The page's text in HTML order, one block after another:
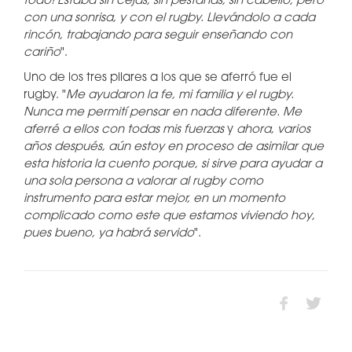
con una sonrisa, y con el rugby. Llevándolo a cada
rincón, trabajando para seguir enseñando con
cariño".
Uno de los tres pilares a los que se aferró fue el
rugby. "Me ayudaron la fe, mi familia y el rugby.
Nunca me permití pensar en nada diferente. Me
aferré a ellos con todas mis fuerzasy ahora, varios
años después, aún estoy en proceso de asimilar que
esta historia la cuento porque, si sirve para ayudar a
una sola persona a valorar al rugby como
instrumento para estar mejor, en un momento
complicado como este que estamos viviendo hoy,
pues bueno, ya habrá servido".